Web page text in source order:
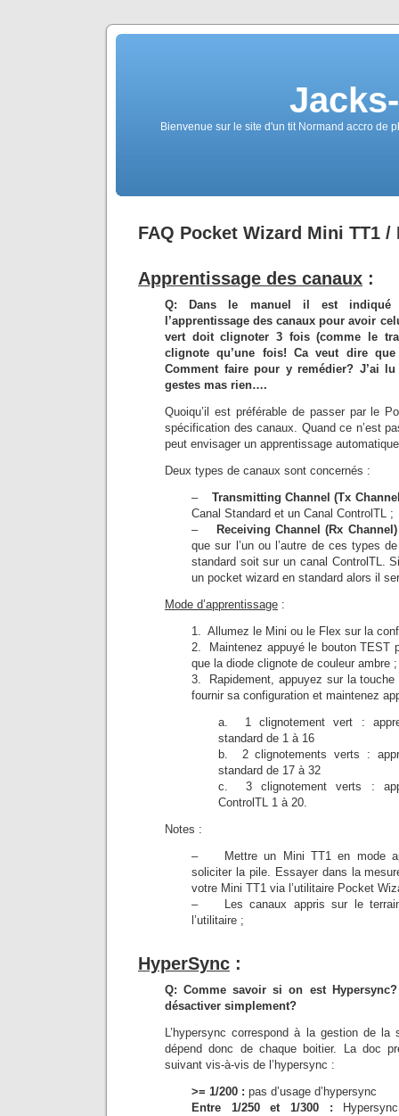
Bienvenue sur le site d'un tit Normand accro de
FAQ Pocket Wizard Mini TT1 /
Apprentissage des canaux :
Q: Dans le manuel il est indiqué
l’apprentissage des canaux pour avoir
vert doit clignoter 3 fois (comme le
clignote qu’une fois! Ca veut dire
Comment faire pour y remédier? J’ai
gestes mas rien….
Quoiqu’il est préférable de passer par le
spécification des canaux. Quand ce n’est
peut envisager un apprentissage
Deux types de canaux sont concernés :
–Transmitting Channel (Tx
Canal Standard et un Canal ControlTL ;
–
Receiving Channel (Rx Channel)
que sur l’un ou l’autre de ces types
standard soit sur un canal ControlTL.
un pocket wizard en standard alors il
Mode d’apprentissage :
1. Allumez le Mini ou le Flex sur la
2. Maintenez appuyé le bouton TEST
que la diode clignote de couleur ambre ;
3. Rapidement, appuyez sur la touche
fournir sa configuration et maintenez
a. 1 clignotement vert :
standard de 1 à 16
b. 2 clignotements verts :
standard de 17 à 32
c. 3 clignotement verts :
ControlTL 1 à 20.
Notes :
– Mettre un Mini TT1 en mode
soliciter la pile. Essayer dans la
votre Mini TT1 via l’utilitaire Pocket
– Les canaux appris sur le terrain
l’utilitaire ;
HyperSync :
Q: Comme savoir si on est
désactiver simplement?
L’hypersync correspond à la gestion de
dépend donc de chaque boitier. La doc
suivant vis-à-vis de l’hypersync :
>= 1/200 : pas d’usage d’hypersync
Entre 1/250 et 1/300 :